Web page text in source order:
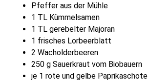
Pfeffer aus der Mühle
1 TL Kümmelsamen
1 TL gerebelter Majoran
1 frisches Lorbeerblatt
2 Wacholderbeeren
250 g Sauerkraut vom Biobauern
je 1 rote und gelbe Paprikaschote